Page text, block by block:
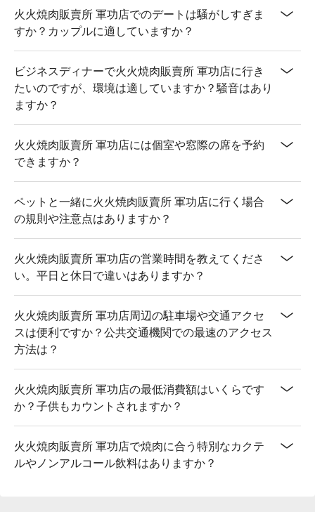
火火焼肉販賣所 軍功店でのデートは騒がしすぎま
すか？カップルに適していますか？
ビジネスディナーで火火焼肉販賣所 軍功店に行き
たいのですが、環境は適していますか？騒音はあり
ますか？
火火焼肉販賣所 軍功店には個室や窓際の席を予約
できますか？
ペットと一緒に火火焼肉販賣所 軍功店に行く場合
の規則や注意点はありますか？
火火焼肉販賣所 軍功店の営業時間を教えてくださ
い。平日と休日で違いはありますか？
火火焼肉販賣所 軍功店周辺の駐車場や交通アクセ
スは便利ですか？公共交通機関での最速のアクセス
方法は？
火火焼肉販賣所 軍功店の最低消費額はいくらです
か？子供もカウントされますか？
火火焼肉販賣所 軍功店で焼肉に合う特別なカクテ
ルやノンアルコール飲料はありますか？